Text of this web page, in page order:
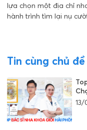
lựa chọn một địa chỉ
hành trình tìm lại nụ
Tin cùng chủ đề